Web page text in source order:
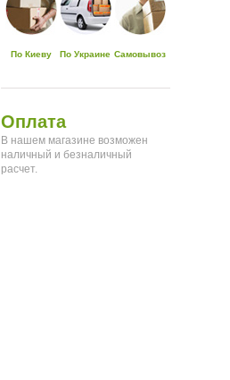
По Киеву По Украине Самовывоз
Оплата
В нашем магазине возможен
наличный и безналичный
расчет.